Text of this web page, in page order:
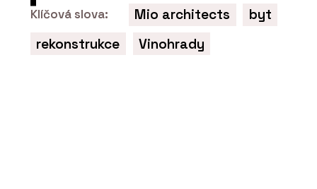
Okenní a dveřní systém s tepelnou
Klíčová slova: Mio architects
byt
rekonstrukce
Vinohrady